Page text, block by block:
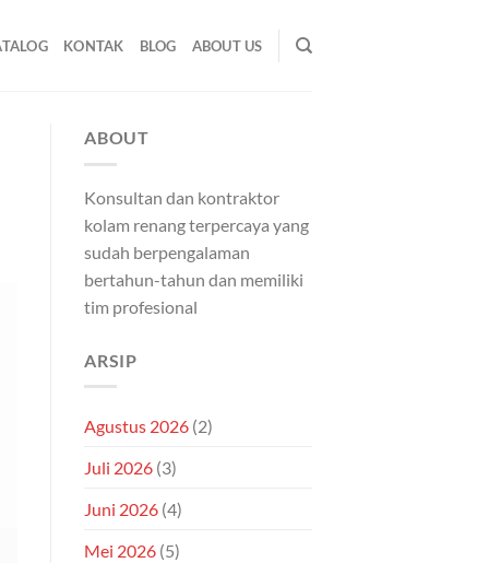
KONTAK BLOG ABOUT US
ABOUT
Konsultan dan kontraktor
kolam renang terpercaya yang
sudah berpengalaman
bertahun-tahun dan memiliki
tim profesional
ARSIP
Agustus 2026 (2)
Juli 2026 (3)
Juni 2026 (4)
Mei 2026 (5)